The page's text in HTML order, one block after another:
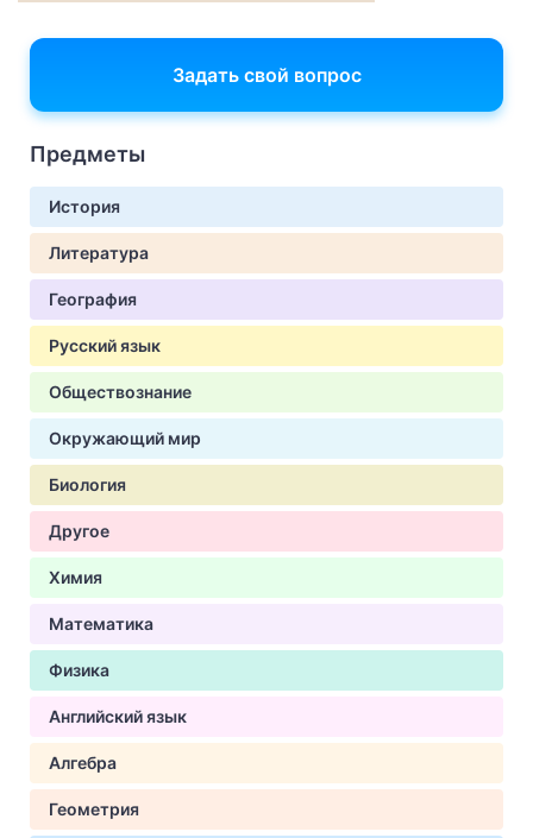
Задать свой вопрос
Предметы
История
Литература
География
Русский язык
Обществознание
Окружающий мир
Биология
Другое
Химия
Математика
Физика
Английский язык
Алгебра
Геометрия